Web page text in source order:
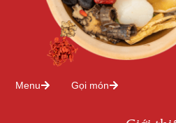
Menu Gọi món